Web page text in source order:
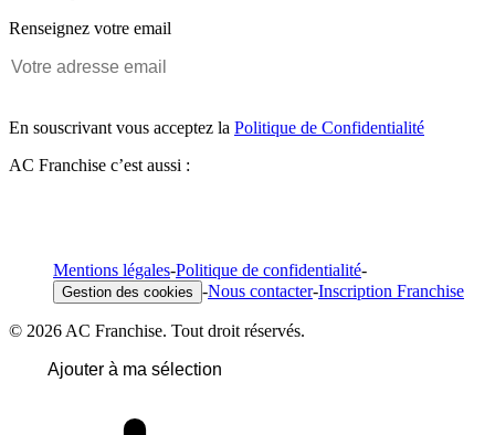
Renseignez votre email
En souscrivant vous acceptez la Politique de Confidentialité
AC Franchise c’est aussi :
Mentions légales-Politique de confidentialité-
Gestion des cookies -Nous contacter-Inscription Franchise
© 2026 AC Franchise. Tout droit réservés.
Ajouter à ma sélection